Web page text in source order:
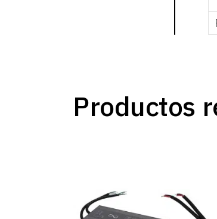
Productos